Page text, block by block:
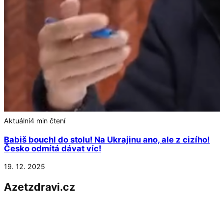
Aktuální4 min čtení
Babiš bouchl do stolu! Na Ukrajinu ano, ale z cizího!
Česko odmítá dávat víc!
19. 12. 2025
Azetzdravi.cz